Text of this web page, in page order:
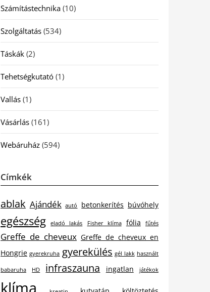
Számítástechnika(10)
Szolgáltatás(534)
Táskák(2)
Tehetségkutató(1)
Vallás(1)
Vásárlás(161)
Webáruház(594)
Címkék
ablak Ajándék autó betonkerítés búvóhely
egészség eladó lakás Fisher klíma fólia fűtés
Greffe de cheveux Greffe de cheveux en
Hongrie gyerekruha gyerekülés gél lakk használt
babaruha HD infraszauna ingatlan játékok
klíma